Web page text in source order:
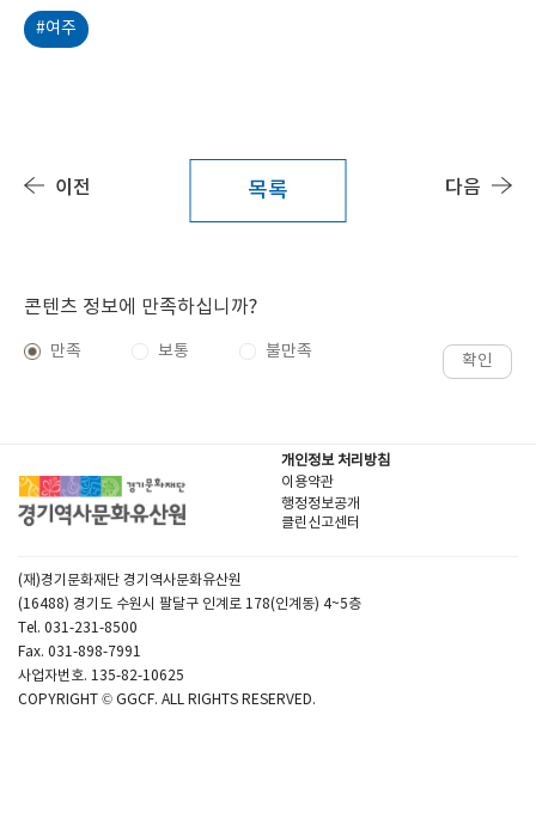
#여주
이전 목록 다음
콘텐츠 정보에 만족하십니까?
만족 보통 불만족 확인
개인정보 처리방침
이용약관
행정정보공개
클린신고센터
(재)경기문화재단 경기역사문화유산원
(16488) 경기도 수원시 팔달구 인계로 178(인계동) 4~5층
Tel. 031-231-8500
Fax. 031-898-7991
사업자번호. 135-82-10625
COPYRIGHT © GGCF. ALL RIGHTS RESERVED.